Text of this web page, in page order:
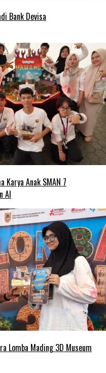
Bank Devisa
Karya Anak SMAN 7
AI
Lomba Mading 3D Museum